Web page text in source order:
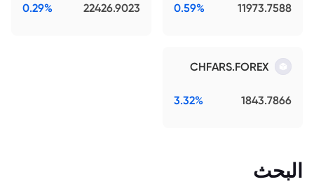
11973.7588
0.59%
22426.9023
0.29%
CHFARS.FOREX
1843.7866
3.32%
البحث